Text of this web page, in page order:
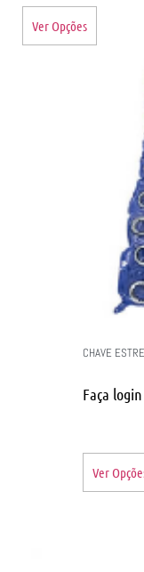
Ver Opções
CHAVE
Faça
Ver